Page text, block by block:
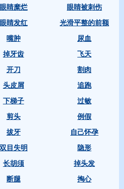
眼睛糜烂 眼睛被刺伤
眼睛发红 光滑平整的前额
嘴肿 尿血
掉牙齿 飞天
开刀 割肉
头皮屑 追跑
下梯子 过敏
剪头 例假
拔牙 自己怀孕
双目失明 隐形
长胡须 掉头发
断腿 掏心